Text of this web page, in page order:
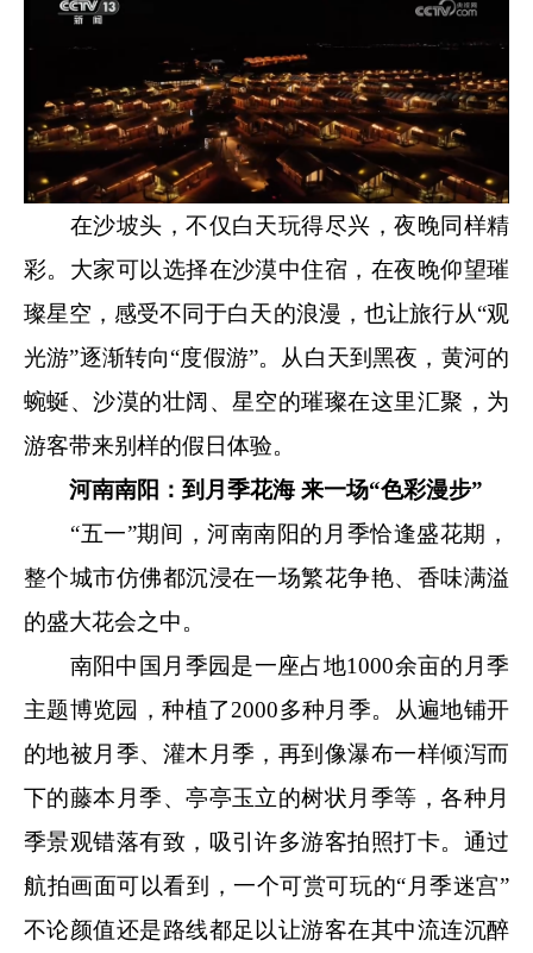
在沙坡头，不仅白天玩得尽兴，夜晚同样精
彩。大家可以选择在沙漠中住宿，在夜晚仰望璀
璨星空，感受不同于白天的浪漫，也让旅行从“观
光游”逐渐转向“度假游”。从白天到黑夜，黄河的
蜿蜒、沙漠的壮阔、星空的璀璨在这里汇聚，为
游客带来别样的假日体验。
河南南阳：到月季花海 来一场“色彩漫步”
“五一”期间，河南南阳的月季恰逢盛花期，
整个城市仿佛都沉浸在一场繁花争艳、香味满溢
的盛大花会之中。
南阳中国月季园是一座占地1000余亩的月季
主题博览园，种植了2000多种月季。从遍地铺开
的地被月季、灌木月季，再到像瀑布一样倾泻而
下的藤本月季、亭亭玉立的树状月季等，各种月
季景观错落有致，吸引许多游客拍照打卡。通过
航拍画面可以看到，一个可赏可玩的“月季迷宫”
不论颜值还是路线都足以让游客在其中流连沉醉